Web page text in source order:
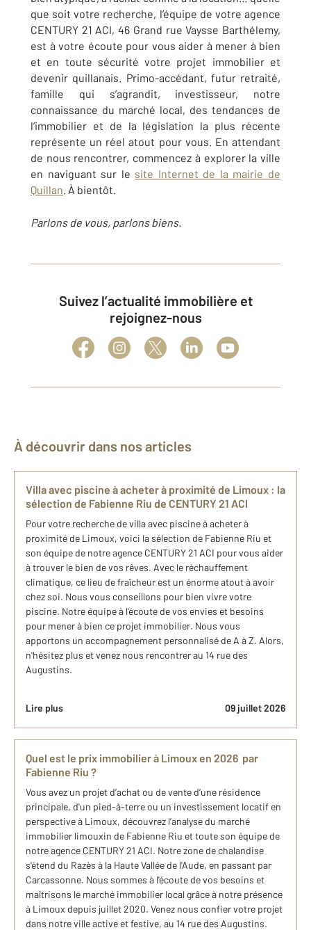
que soit votre recherche, l’équipe de votre agence
CENTURY 21 ACI, 46 Grand rue Vaysse Barthélemy,
est à votre écoute pour vous aider à mener à bien
et en toute sécurité votre projet immobilier et
devenir quillanais. Primo-accédant, futur retraité,
famille qui s’agrandit, investisseur, notre
connaissance du marché local, des tendances de
l’immobilier et de la législation la plus récente
représente un réel atout pour vous. En attendant
de nous rencontrer, commencez à explorer la ville
en naviguant sur le site Internet de la mairie de
Quillan . À bientôt.
Parlons de vous, parlons biens.
Suivez l’actualité immobilière et
rejoignez-nous
À découvrir dans nos articles
​V​illa avec piscine à acheter à proximité de Limoux : ​la
sélection de Fabienne Riu de CENTURY 21 ACI
​Pour votre recherche de v​illa avec piscine à acheter à
proximité de Limoux, voici ​la sélection de Fabienne Riu et
son équipe de notre agence CENTURY 21 ACI pour vous aider
à trouver le bien de vos rêves. Avec le réchauffement
climatique, ce lieu de fraîcheur est un énorme atout à avoir
chez soi. Nous vous conseillons pour bien vivre votre
piscine. Notre équipe à l'écoute de vos envies et besoins
pour mener à bien ce projet immobilier. Nous vous
apportons un accompagnement personnalisé de A à Z. Alors,
n'hésitez plus et venez nous rencontrer au 14 rue des
Augustins.
Lire plus 09 juillet 2026
Quel est le prix immobilier à Limoux en 2026 par
Fabienne Riu ?
Vous avez un projet d’achat ou de vente d’une résidence
principale, d'un pied-à-terre ou un investissement locatif en
perspective à Limoux, découvrez l’analyse du marché
immobilier limouxin de Fabienne Riu et toute son équipe de
notre agence CENTURY 21 ACI. Notre zone de chalandise
s'étend du Razès à la Haute Vallée de l'Aude, en passant par
Carcassonne. Nous sommes à l'écoute de vos besoins et
maîtrisons le marché immobilier local grâce à notre présence
à Limoux depuis juillet 2020. Venez nous confier votre projet
dans notre ville active et festive, au 14 rue des Augustins.